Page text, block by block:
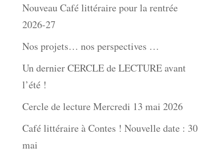
Nouveau Café littéraire pour la rentrée
2026-27
Nos projets… nos perspectives …
Un dernier CERCLE de LECTURE avant
l’été !
Cercle de lecture Mercredi 13 mai 2026
Café littéraire à Contes ! Nouvelle date : 30
mai